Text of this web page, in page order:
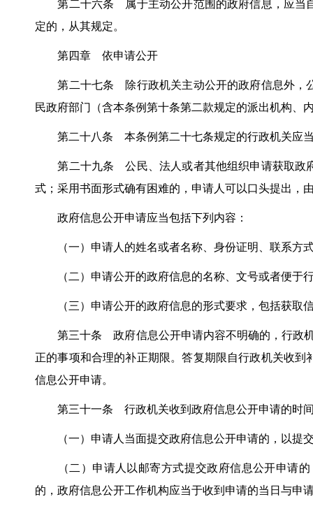
第二十六条 属于主动公开范围的政府信息，应当自
定的，从其规定。
第四章 依申请公开
第二十七条 除行政机关主动公开的政府信息外，公
民政府部门（含本条例第十条第二款规定的派出机构、
第二十八条 本条例第二十七条规定的行政机关应当
第二十九条 公民、法人或者其他组织申请获取政府
式；采用书面形式确有困难的，申请人可以口头提出，
政府信息公开申请应当包括下列内容：
（一）申请人的姓名或者名称、身份证明、联系方
（二）申请公开的政府信息的名称、文号或者便于
（三）申请公开的政府信息的形式要求，包括获取
第三十条 政府信息公开申请内容不明确的，行政机
正的事项和合理的补正期限。答复期限自行政机关收
信息公开申请。
第三十一条 行政机关收到政府信息公开申请的时间
（一）申请人当面提交政府信息公开申请的，以提
（二）申请人以邮寄方式提交政府信息公开申请的
的，政府信息公开工作机构应当于收到申请的当日与申